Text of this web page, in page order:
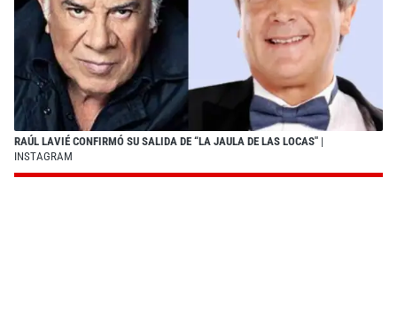
RAÚL LAVIÉ CONFIRMÓ SU SALIDA DE “LA JAULA DE LAS LOCAS" |
INSTAGRAM